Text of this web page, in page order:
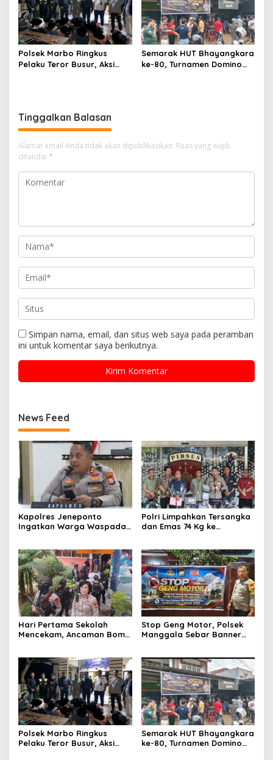
Polsek Marbo Ringkus
Pelaku Teror Busur, Aksi
Semarak HUT Bhayangkara
ke-80, Turnamen Domino
Tinggalkan Balasan
Alamat email Anda tidak akan dipublikasikan. Ruas yang wajib
ditandai *
Simpan nama, email, dan situs web saya pada peramban
ini untuk komentar saya berikutnya.
News Feed
Kapolres Jeneponto
Ingatkan Warga Waspada
Polri Limpahkan Tersangka
dan Emas 74 Kg ke
Masuk Babak Baru
Hari Pertama Sekolah
Mencekam, Ancaman Bom
Stop Geng Motor, Polsek
Manggala Sebar Banner
Polsek Marbo Ringkus
Pelaku Teror Busur, Aksi
Semarak HUT Bhayangkara
ke-80, Turnamen Domino